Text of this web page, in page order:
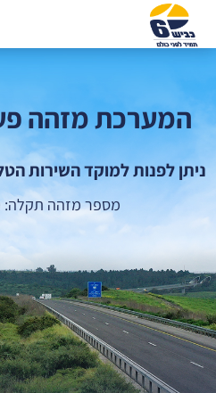
המערכת מזהה
ניתן לפנות למוקד השירות
מספר מזהה תקלה: 216.73.217.60